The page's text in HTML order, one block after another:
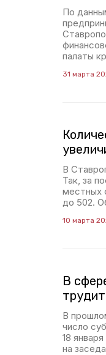
По
палаты
31 марта
В
Так, за
местных
до 502.
10 марта
В
В
число
18
на